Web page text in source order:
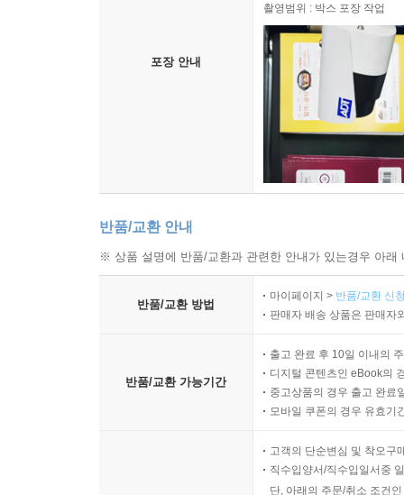
포장 안내
촬영범위 : 박스 포장 작업
반품/교환 안내
※ 상품 설명에 반품/교환과 관련한 안내가 있는경우 아
반품/교환 방법
마이페이지 > 반품/교환 신
판매자 배송 상품은 판매자
반품/교환 가능기간
출고 완료 후 10일 이내의
디지털 콘텐츠인 eBook의
중고상품의 경우 출고 완료
모바일 쿠폰의 경우 유효기
고객의 단순변심 및 착오구
직수입양서/직수입일서중
단, 아래의 주문/취소 조건